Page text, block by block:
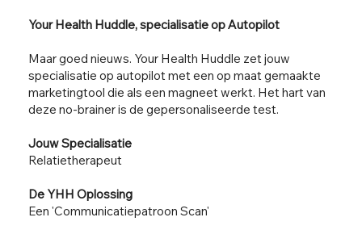
Your Health Huddle, specialisatie op Autopilot
Maar goed nieuws. Your Health Huddle zet jouw
specialisatie op autopilot met een op maat gemaakte
marketingtool die als een magneet werkt. Het hart van
deze no-brainer is de gepersonaliseerde test.
Jouw Specialisatie
Relatietherapeut
De YHH Oplossing
Een 'Communicatiepatroon Scan'